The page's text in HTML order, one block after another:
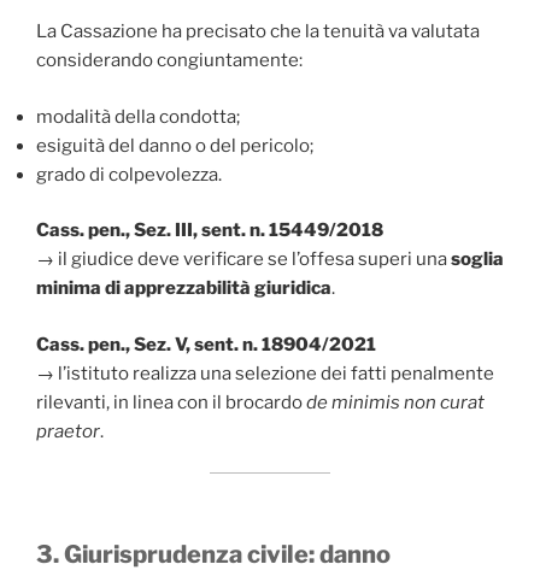
La Cassazione ha precisato che la tenuità va valutata
considerando congiuntamente:
modalità della condotta;
esiguità del danno o del pericolo;
grado di colpevolezza.
Cass. pen., Sez. III, sent. n. 15449/2018
→ il giudice deve verificare se l’offesa superi unasoglia
minima di apprezzabilità giuridica.
Cass. pen., Sez. V, sent. n. 18904/2021
→ l’istituto realizza una selezione dei fatti penalmente
rilevanti, in linea con il brocardode minimis non curat
praetor.
3. Giurisprudenza civile: danno